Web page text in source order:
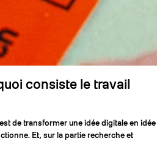
consiste le travail
de transformer une idée digitale en idée
Et, sur la partie recherche et